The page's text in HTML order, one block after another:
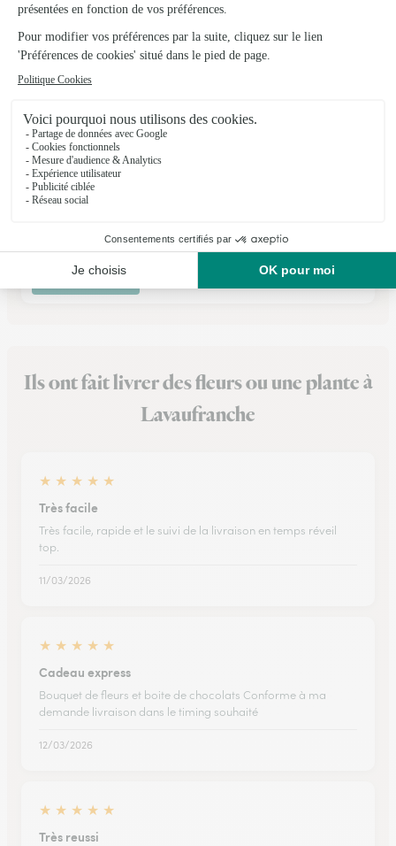
Montjoffre
3, route de Limoges
Ils ont fait livrer des fleurs ou une plante à
Lavaufranche
★ ★ ★ ★ ★
Très facile
Très facile, rapide et le suivi de la livraison en temps réveil
top.
11/03/2026
★ ★ ★ ★ ★
Cadeau express
Bouquet de fleurs et boite de chocolats Conforme à ma
demande livraison dans le timing souhaité
12/03/2026
★ ★ ★ ★ ★
Très reussi